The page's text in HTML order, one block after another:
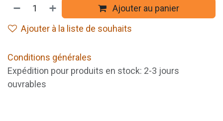
Ajouter au panier
Ajouter à la liste de souhaits
Conditions générales
Expédition pour produits en stock: 2-3 jours
ouvrables